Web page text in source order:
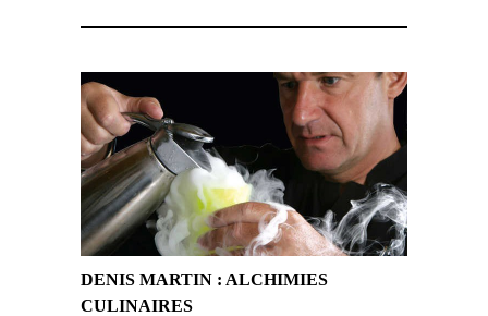
DENIS MARTIN : ALCHIMIES
CULINAIRES